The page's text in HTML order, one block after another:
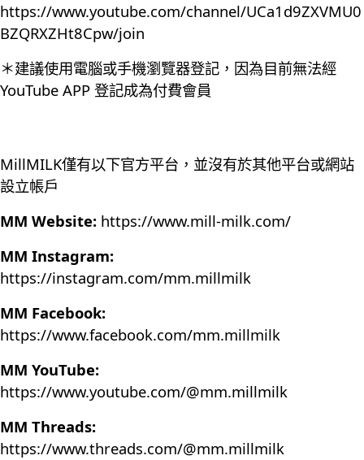
https://www.youtube.com/channel/UCa1d9ZXVMU0
BZQRXZHt8Cpw/join
＊建議使用電腦或手機瀏覽器登記，因為目前無法經
YouTube APP 登記成為付費會員
MillMILK僅有以下官方平台，並沒有於其他平台或網站
設立帳戶
MM Website: https://www.mill-milk.com/
MM Instagram:
https://instagram.com/mm.millmilk
MM Facebook:
https://www.facebook.com/mm.millmilk
MM YouTube:
https://www.youtube.com/@mm.millmilk
MM Threads:
https://www.threads.com/@mm.millmilk